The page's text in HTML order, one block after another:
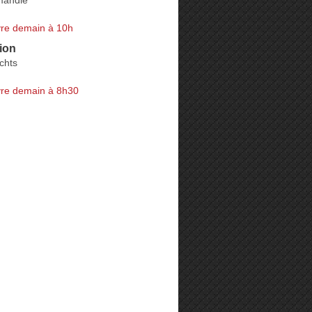
demain à 10h
demain à 8h30